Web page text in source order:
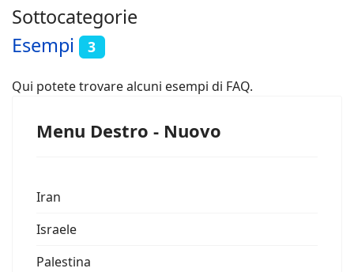
Sottocategorie
Esempi
3
Qui potete trovare alcuni esempi di FAQ.
Menu Destro - Nuovo
Iran
Israele
Palestina